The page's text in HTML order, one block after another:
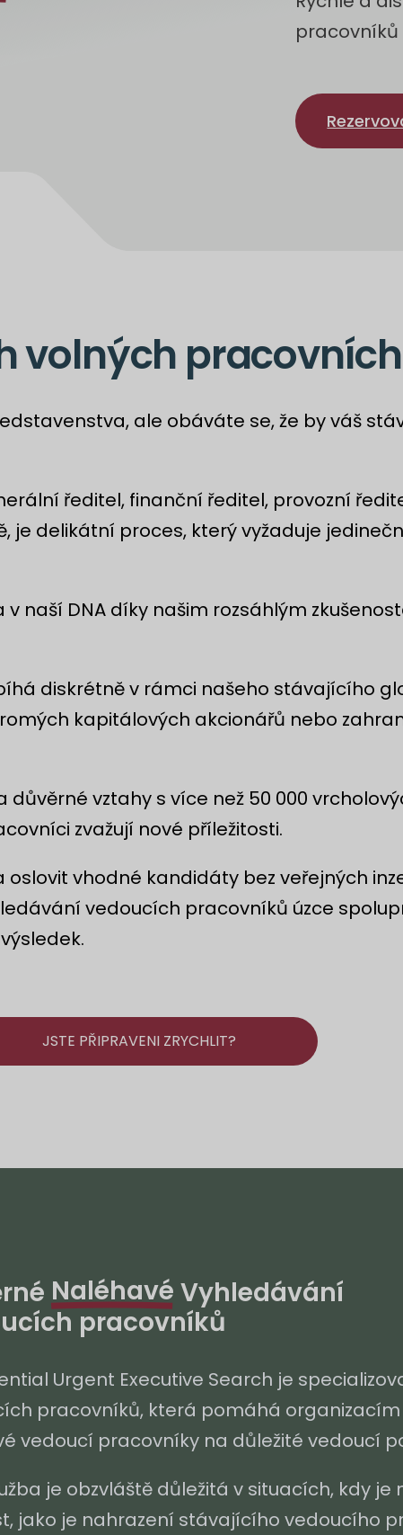
pracovníků
volných
ale obáváte se, že by váš
ředitel, finanční ředitel, provozní
delikátní proces, který vyžaduje
naší DNA díky našim rozsáhlým
diskrétně v rámci našeho stávajícího
kapitálových akcionářů nebo
vztahy s více než 50 000
zvažují nové příležitosti.
vhodné kandidáty bez veřejných
vedoucích pracovníků úzce
JSTE PŘIPRAVENI ZRYCHLIT?
Naléhavé Vyhledávání
pracovníků
Urgent Executive Search je
pracovníků, která pomáhá
vedoucí pracovníky na důležité vedoucí
je obzvláště důležitá v situacích, kdy je
jako je nahrazení stávajícího vedoucího